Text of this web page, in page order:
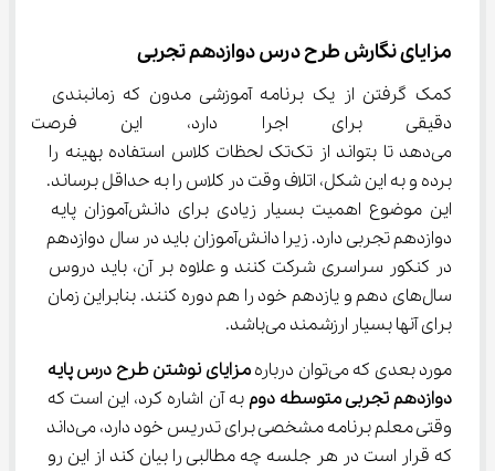
مزایای نگارش طرح درس دوازدهم تجربی
کمک گرفتن از یک برنامه آموزشی مدون که زمانبندی
دقیقی برای اجرا دارد، این
می‌دهد تا بتواند از تک‌تک لحظات کلاس استفاده بهینه را
برده و به این شکل، اتلاف وقت در کلاس را به حداقل برساند.
این موضوع اهمیت بسیار زیادی برای دانش‌آموزان پایه
دوازدهم تجربی دارد. زیرا دانش‌آموزان باید در سال دوازدهم
در کنکور سراسری شرکت کنند و علاوه بر آن، باید دروس
سال‌های دهم و یازدهم خود را هم دوره کنند. بنابراین زمان
برای آنها بسیار ارزشمند می‌باشد.
مورد بعدی که می‌توان درباره
مزایای نوشتن طرح درس پایه
دوازدهم تجربی متوسطه دوم به آن اشاره کرد، این است که
وقتی معلم برنامه مشخصی برای تدریس خود دارد، می‌داند
که قرار است در هر جلسه چه مطالبی را بیان کند از این رو